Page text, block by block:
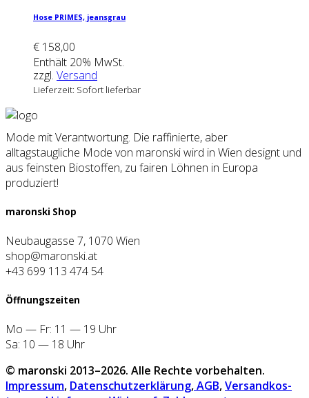
Hose PRI­MES, jeans­grau
€ 158,00
Enthält 20% MwSt.
zzgl. Versand
Lieferzeit: Sofort lieferbar
Mode mit Verantwortung. Die raffinierte, aber
alltagstaugliche Mode von maronski wird in Wien designt und
aus feinsten Biostoffen, zu fairen Löhnen in Europa
produziert!
maron­ski Shop
Neubaugasse 7, 1070 Wien
shop@maronski.at
+43 699 113 474 54
Öff­nungs­zei­ten
Mo — Fr: 11 — 19 Uhr
Sa: 10 — 18 Uhr
© maron­ski 2013–2026. Alle Rech­te vor­be­hal­ten.
Impres­sum, Daten­schutz­er­klä­rung,AGB,Ver­sand­kos­